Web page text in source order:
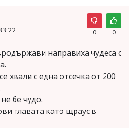
0 0
направиха чудеса с
хвали с една отсечка от 200
бе чудо.
главата като щраус в